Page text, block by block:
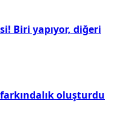
Biri yapıyor, diğeri
farkındalık oluşturdu